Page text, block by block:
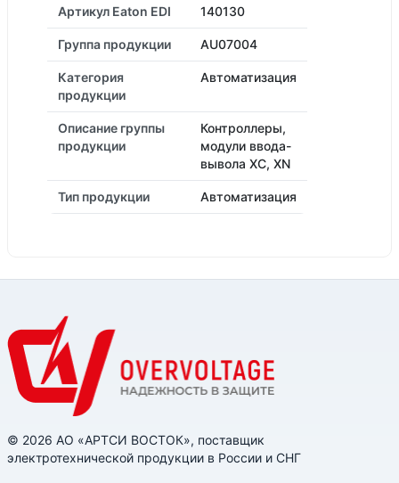
Артикул Eaton EDI 140130
Группа продукции AU07004
Категория
продукции
Автоматизация
Описание группы
продукции
Контроллеры,
модули ввода-
вывола XC, XN
Тип продукции Автоматизация
© 2026 АО «АРТСИ ВОСТОК», поставщик
электротехнической продукции в России и СНГ